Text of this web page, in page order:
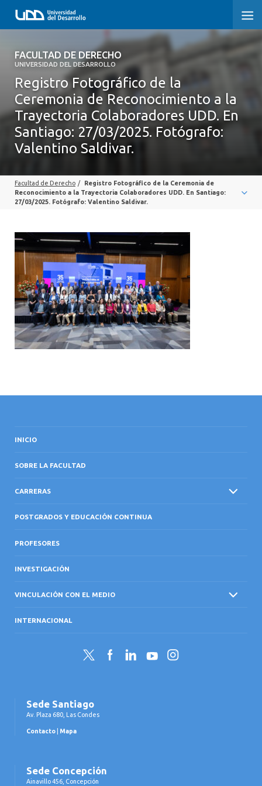
FACULTAD DE DERECHO
UNIVERSIDAD DEL DESARROLLO
FACULTAD DE DERECHO
INICIO
CARRERAS
PROFESORES
VINCULACIÓN CON EL MEDIO
INTERNACIONAL
Registro Fotográfico de la
Ceremonia de Reconocimiento a la
Trayectoria Colaboradores UDD. En
Santiago: 27/03/2025. Fotógrafo:
Valentino Saldivar.
Facultad de Derecho /
Registro Fotográfico de la Ceremonia de
Reconocimiento a la Trayectoria Colaboradores UDD. En Santiago:
27/03/2025. Fotógrafo: Valentino Saldivar.
INICIO
SOBRE LA FACULTAD
CARRERAS
POSTGRADOS Y EDUCACIÓN CONTINUA
PROFESORES
INVESTIGACIÓN
VINCULACIÓN CON EL MEDIO
INTERNACIONAL
Twitter FacebookLinkedInYouTubeInstagram
Sede Santiago
Av. Plaza 680, Las Condes
Contacto Mapa
Sede Concepción
Ainavillo 456, Concepción